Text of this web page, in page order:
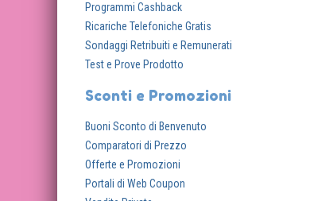
Programmi Cashback
Ricariche Telefoniche Gratis
Sondaggi Retribuiti e Remunerati
Test e Prove Prodotto
Sconti e Promozioni
Buoni Sconto di Benvenuto
Comparatori di Prezzo
Offerte e Promozioni
Portali di Web Coupon